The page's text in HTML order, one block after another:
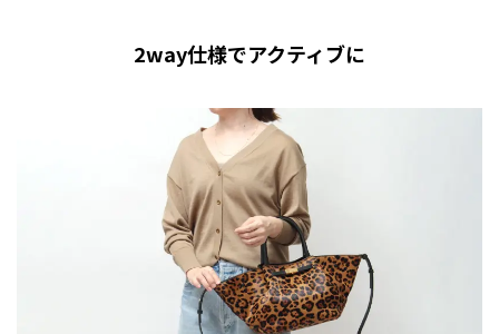
2way仕様でアクティブに